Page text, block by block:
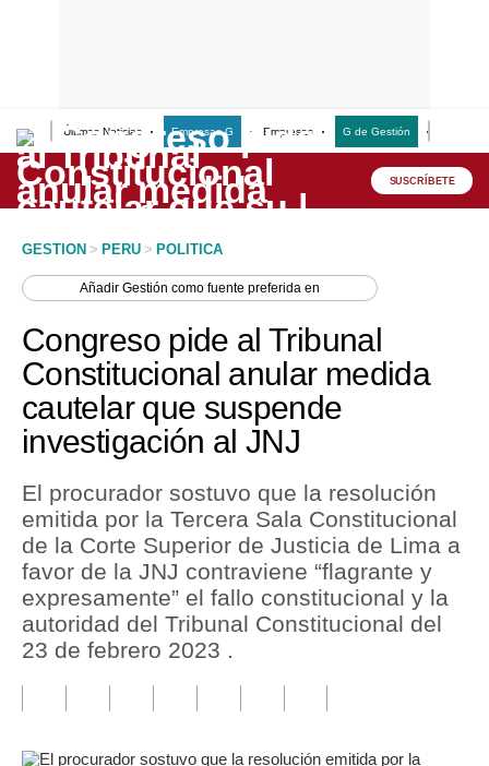
Últimas Noticias Empresas G Empresas G de Gestión
Lo último
Peru Quiosco
Economía
Mercados
Perú
Política
Tu Dinero
Finanzas Personales
Inmobiliarias
Plus G
SUSCRÍBETE
GESTION > PERU > POLITICA
AñadirGestión como fuente preferida en
Congreso pide al Tribunal
Constitucional anular medida
cautelar que suspende
investigación al JNJ
El procurador sostuvo que la resolución
emitida por la Tercera Sala Constitucional
de la Corte Superior de Justicia de Lima a
favor de la JNJ contraviene “flagrante y
expresamente” el fallo constitucional y la
autoridad del Tribunal Constitucional del
23 de febrero 2023 .